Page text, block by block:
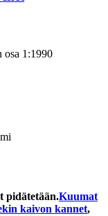
osa 1:1990
pidätetään.Kuumat
kaivon kannet,